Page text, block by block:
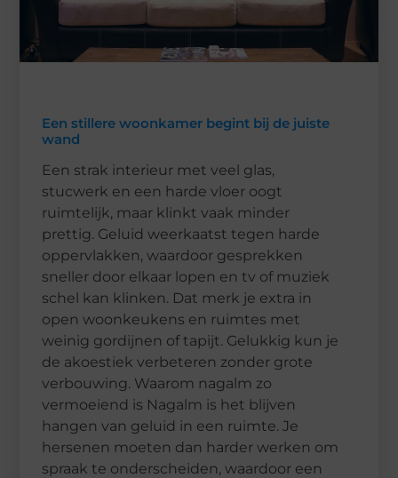
Een stillere woonkamer begint bij de juiste
wand
Een strak interieur met veel glas,
stucwerk en een harde vloer oogt
ruimtelijk, maar klinkt vaak minder
prettig. Geluid weerkaatst tegen harde
oppervlakken, waardoor gesprekken
sneller door elkaar lopen en tv of muziek
schel kan klinken. Dat merk je extra in
open woonkeukens en ruimtes met
weinig gordijnen of tapijt. Gelukkig kun je
de akoestiek verbeteren zonder grote
verbouwing. Waarom nagalm zo
vermoeiend is Nagalm is het blijven
hangen van geluid in een ruimte. Je
hersenen moeten dan harder werken om
spraak te onderscheiden, waardoor een